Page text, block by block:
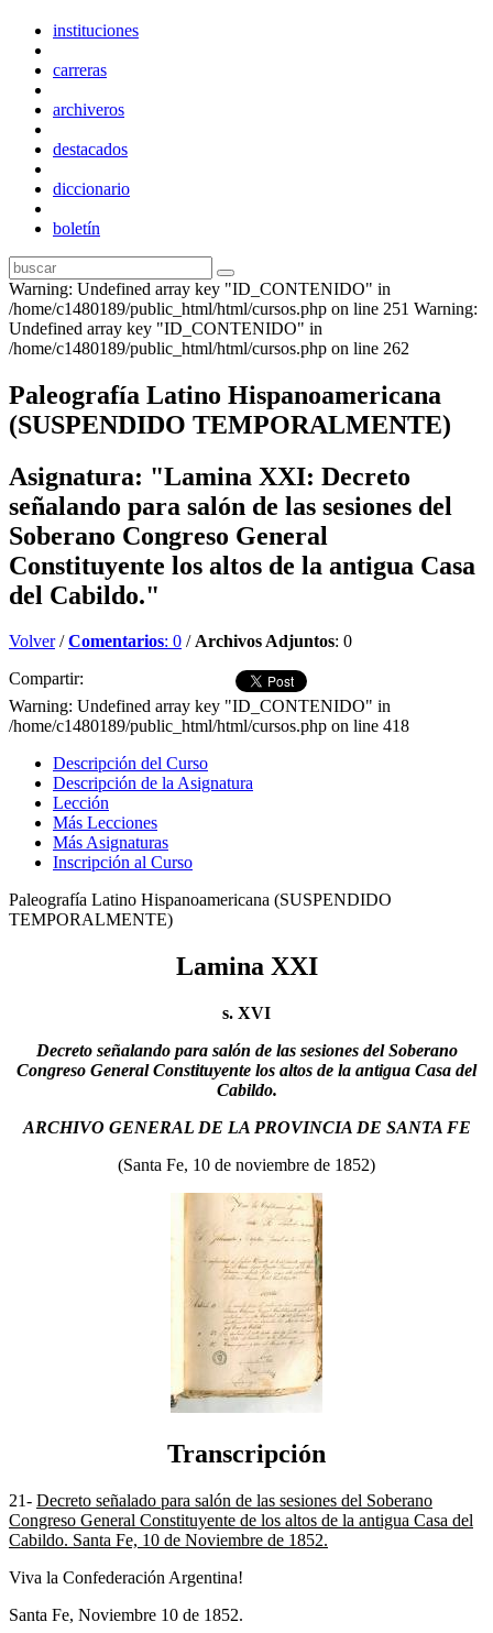
instituciones
carreras
archiveros
destacados
diccionario
boletín
Warning: Undefined array key "ID_CONTENIDO" in
/home/c1480189/public_html/html/cursos.php on line 251 Warning:
Undefined array key "ID_CONTENIDO" in
/home/c1480189/public_html/html/cursos.php on line 262
Paleografía Latino Hispanoamericana
(SUSPENDIDO TEMPORALMENTE)
Asignatura: "Lamina XXI: Decreto
señalando para salón de las sesiones del
Soberano Congreso General
Constituyente los altos de la antigua Casa
del Cabildo."
Volver/Comentarios: 0 /Archivos Adjuntos: 0
Compartir:
Warning: Undefined array key "ID_CONTENIDO" in
/home/c1480189/public_html/html/cursos.php on line 418
Descripción del Curso
Descripción de la Asignatura
Lección
Más Lecciones
Más Asignaturas
Inscripción al Curso
Paleografía Latino Hispanoamericana (SUSPENDIDO
TEMPORALMENTE)
Lamina XXI
s. XVI
Decreto señalando para salón de las sesiones del Soberano
Congreso General Constituyente los altos de la antigua Casa del
Cabildo.
ARCHIVO GENERAL DE LA PROVINCIA DE SANTA FE
(Santa Fe, 10 de noviembre de 1852)
Transcripción
21- Decreto señalado para salón de las sesiones del Soberano
Congreso General Constituyente de los altos de la antigua Casa del
Cabildo. Santa Fe, 10 de Noviembre de 1852.
Viva la Confederación Argentina!
Santa Fe, Noviembre 10 de 1852.